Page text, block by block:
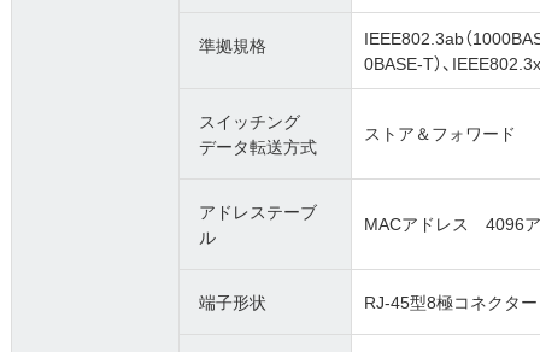
準拠規格
IEEE802.3ab（
0BASE-T）、
スイッチング
データ転送方式
ストア＆フォワード
アドレステーブ
ル
MACアドレス 4096ア
端子形状 RJ-45型8極コネクター